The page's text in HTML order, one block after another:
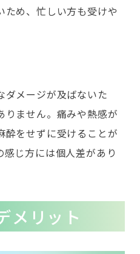
ため、忙しい方も受けや
ダメージが及ばないた
りません。痛みや熱感が
酔をせずに受けることが
じ方には個人差があり
メリット